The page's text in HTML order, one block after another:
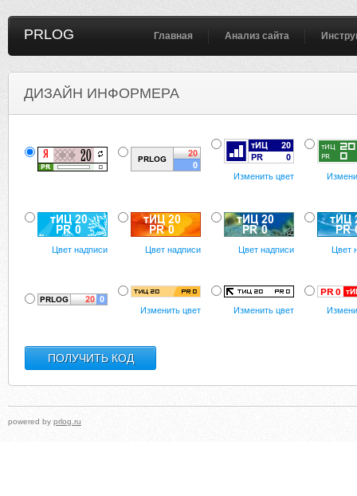
PRLOG Главная Анализ сайта
ДИЗАЙН ИНФОРМЕРА
Изменить цвет
Цвет надписи Цвет надписи Цвет надписи Цвет
Изменить цвет Изменить цвет
powered by prlog.ru